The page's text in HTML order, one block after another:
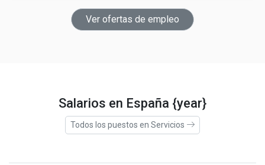
Ver ofertas de empleo
Salarios en España {year}
Todos los puestos en Servicios